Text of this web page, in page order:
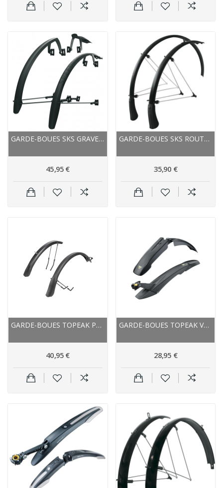
GARDE-BOUES SKS GRAVEL VTC SPEEDROCKER PRO XL...
45,95 €
GARDE-BOUES SKS ROUTE B35 BLUEMELS AVEC...
35,90 €
GARDE-BOUES TOPEAK PVC VILLE VTC TX 52 NOIR MAT
40,95 €
GARDE-BOUES TOPEAK VTT AVANT+ARRIÈRE DEFENDER...
28,95 €